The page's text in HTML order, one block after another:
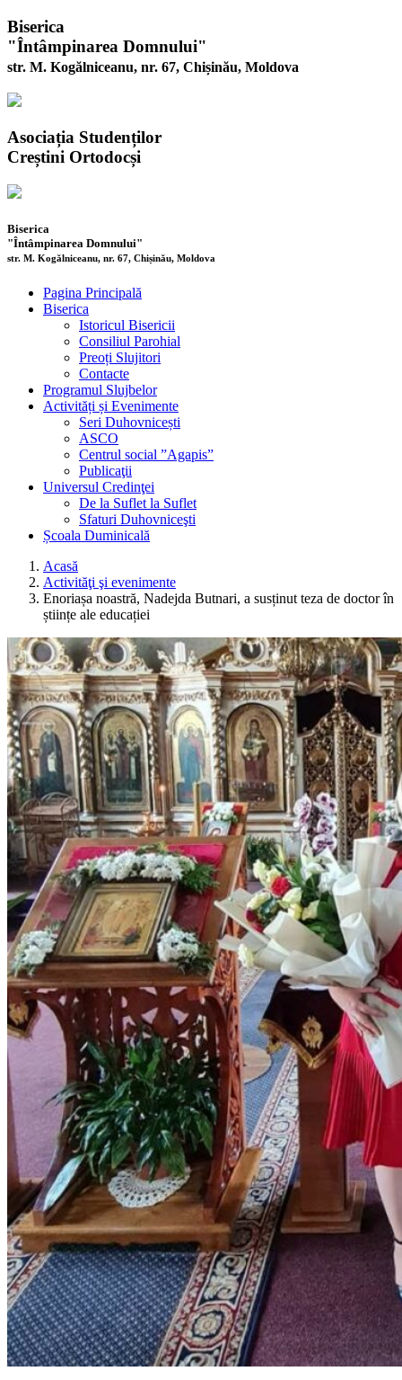
Biserica
"Întâmpinarea Domnului"
str. M. Kogălniceanu, nr. 67, Chișinău, Moldova
Asociația Studenților
Creștini Ortodocși
Biserica
"Întâmpinarea Domnului"
str. M. Kogălniceanu, nr. 67, Chișinău, Moldova
Pagina Principală
Biserica
Istoricul Bisericii
Consiliul Parohial
Preoți Slujitori
Contacte
Programul Slujbelor
Activități și Evenimente
Seri Duhovnicești
ASCO
Centrul social ”Agapis”
Publicaţii
Universul Credinţei
De la Suflet la Suflet
Sfaturi Duhovniceşti
Școala Duminicală
Acasă
Activităţi şi evenimente
Enoriașa noastră, Nadejda Butnari, a susținut teza de doctor în
științe ale educației